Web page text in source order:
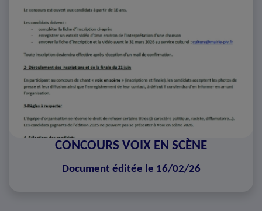
CONCOURS VOIX EN SCÈNE
Document éditée le 16/02/26